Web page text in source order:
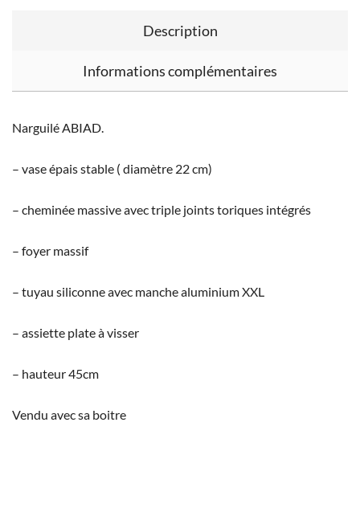
Description
Informations complémentaires
Narguilé ABIAD.
– vase épais stable ( diamètre 22 cm)
– cheminée massive avec triple joints toriques intégrés
– foyer massif
– tuyau siliconne avec manche aluminium XXL
– assiette plate à visser
– hauteur 45cm
Vendu avec sa boitre